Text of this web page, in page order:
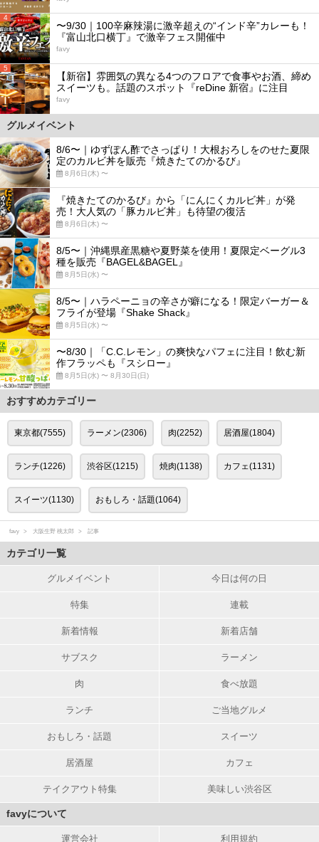
4
〜9/30｜100辛麻辣湯に激辛超えの“インド辛”カレーも！
『富山北口横丁』で激辛フェス開催中
favy
5
【新宿】雰囲気の異なる4つのフロアで食事やお酒、締め
スイーツも。話題のスポット『reDine 新宿』に注目
favy
グルメイベント
8/6〜｜ゆずぽん酢でさっぱり！大根おろしをのせた夏限
定のカルビ丼を販売『焼きたてのかるび』
8月6日(木) 〜
『焼きたてのかるび』から「にんにくカルビ丼」が発
売！大人気の「豚カルビ丼」も待望の復活
8月6日(木) 〜
8/5〜｜沖縄県産黒糖や夏野菜を使用！夏限定ベーグル3
種を販売『BAGEL&BAGEL』
8月5日(水) 〜
8/5〜｜ハラペーニョの辛さが癖になる！限定バーガー＆
フライが登場『Shake Shack』
8月5日(水) 〜
〜8/30｜「C.C.レモン」の爽快なパフェに注目！飲む新
作フラッペも『スシロー』
8月5日(水) 〜 8月30日(日)
おすすめカテゴリー
東京都(7555) ラーメン(2306) 肉(2252) 居酒屋(1804)
ランチ(1226) 渋谷区(1215) 焼肉(1138) カフェ(1131)
スイーツ(1130) おもしろ・話題(1064)
favy 大阪生野 桃太郎 記事
カテゴリ一覧
グルメイベント 今日は何の日
特集 連載
新着情報 新着店舗
サブスク ラーメン
肉 食べ放題
ランチ ご当地グルメ
おもしろ・話題 スイーツ
居酒屋 カフェ
テイクアウト特集 美味しい渋谷区
favyについて
運営会社 利用規約